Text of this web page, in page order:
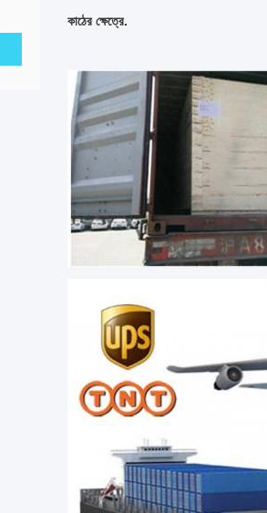
কাঠের ক্ষেত্রে.